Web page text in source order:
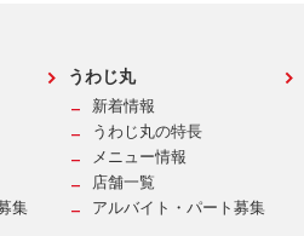
集
うわじ丸
新着情報
うわじ丸の特長
メニュー情報
店舗一覧
アルバイト・パート募集